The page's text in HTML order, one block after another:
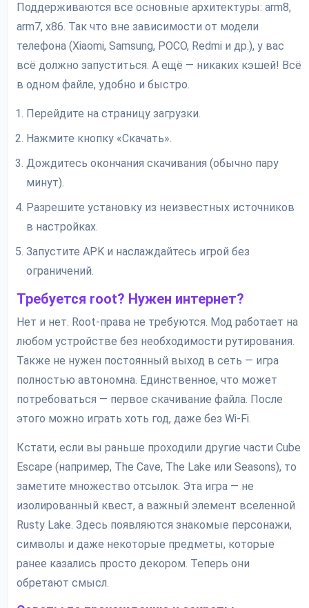
Поддерживаются все основные архитектуры: arm8,
arm7, x86. Так что вне зависимости от модели
телефона (Xiaomi, Samsung, POCO, Redmi и др.), у вас
всё должно запуститься. А ещё — никаких кэшей! Всё
в одном файле, удобно и быстро.
Перейдите на страницу загрузки.
Нажмите кнопку «Скачать».
Дождитесь окончания скачивания (обычно пару
минут).
Разрешите установку из неизвестных источников
в настройках.
Запустите APK и наслаждайтесь игрой без
ограничений.
Требуется root? Нужен интернет?
Нет и нет. Root-права не требуются. Мод работает на
любом устройстве без необходимости рутирования.
Также не нужен постоянный выход в сеть — игра
полностью автономна. Единственное, что может
потребоваться — первое скачивание файла. После
этого можно играть хоть год, даже без Wi-Fi.
Кстати, если вы раньше проходили другие части Cube
Escape (например, The Cave, The Lake или Seasons), то
заметите множество отсылок. Эта игра — не
изолированный квест, а важный элемент вселенной
Rusty Lake. Здесь появляются знакомые персонажи,
символы и даже некоторые предметы, которые
ранее казались просто декором. Теперь они
обретают смысл.